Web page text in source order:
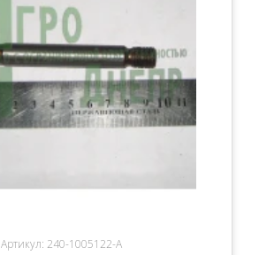
Артикул: 240-1005122-А